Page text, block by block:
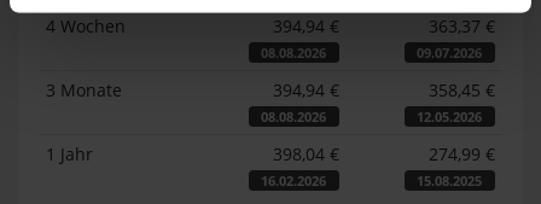
4 Wochen
394,94 €
08.08.2026
363,37 €
09.07.2026
3 Monate 394,94 €
08.08.2026
358,45 €
12.05.2026
1 Jahr 398,04 €
16.02.2026
274,99 €
15.08.2025